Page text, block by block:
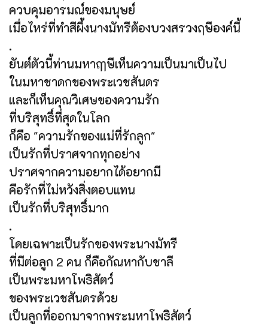
ควบคุมอารมณ์ของมนุษย์
เมื่อไหร่ที่ทำสีผึ้งนางมัทรีต้องบวงสรวงฤษีองค์นี้
.
ยันต์ตัวนี้ท่านมหาฤๅษีเห็นความเป็นมาเป็นไป
ในมหาชาดกของพระเวชสันดร
และก็เห็นคุณวิเศษของความรัก
ที่บริสุทธิ์ที่สุดในโลก
ก็คือ "ความรักของแม่ที่รักลูก"
เป็นรักที่ปราศจากทุกอย่าง
ปราศจากความอยากได้อยากมี
คือรักที่ไม่หวังสิ่งตอบแทน
เป็นรักที่บริสุทธิ์มาก
.
โดยเฉพาะเป็นรักของพระนางมัทรี
ที่มีต่อลูก 2 คน ก็คือกัณหากับชาลี
เป็นพระมหาโพธิสัตว์
ของพระเวชสันดรด้วย
เป็นลูกที่ออกมาจากพระมหาโพธิสัตว์